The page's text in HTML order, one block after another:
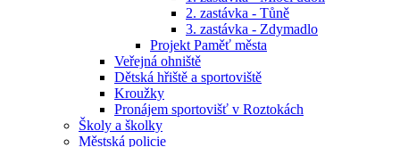
2. zastávka - Tůně
3. zastávka - Zdymadlo
Projekt Paměť města
Veřejná ohniště
Dětská hřiště a sportoviště
Kroužky
Pronájem sportovišť v Roztokách
Školy a školky
Městská policie